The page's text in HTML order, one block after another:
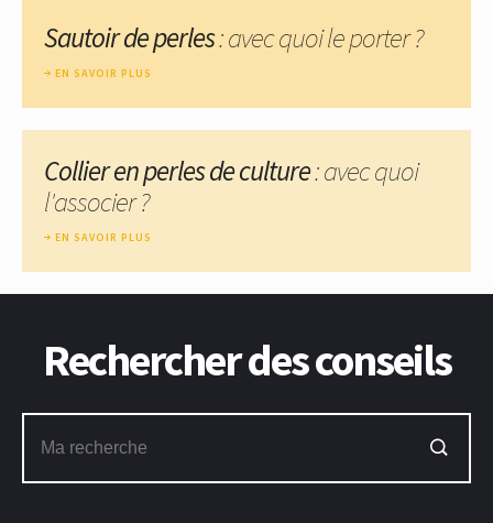
Sautoir de perles: avec quoi le porter ?
EN SAVOIR PLUS
Collier en perles de culture: avec quoi
l'associer ?
EN SAVOIR PLUS
Rechercher des conseils